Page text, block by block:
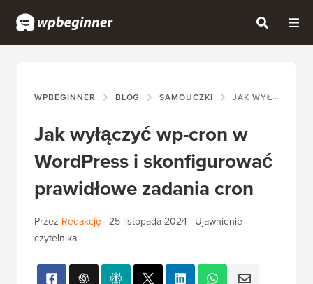
WPBEGINNER BLOG SAMOUCZKI JAK WYŁĄCZYĆ WP-CRON W WORDPRESS I SKONFIGUROWAĆ PRAWIDŁOWE ZADANIA CRON
Jak wyłączyć wp-cron w
WordPress i skonfigurować
prawidłowe zadania cron
Przez Redakcję | 25 listopada 2024 | Ujawnienie
czytelnika